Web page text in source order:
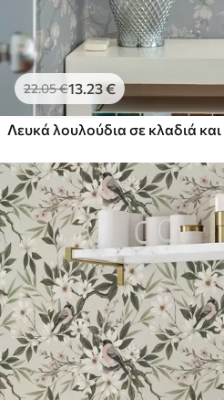
22.05€13.23€